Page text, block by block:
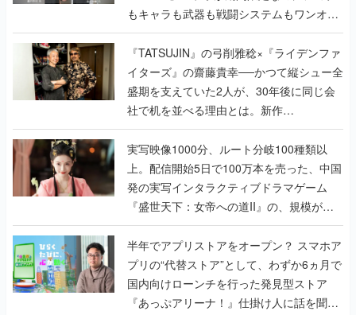
もキャラも武器も戦闘システムもワンオフ
で作り込まれた理由を両ディレクターに聞
く
『TATSUJIN』の弓削雅稔×『ライデンファ
イターズ』の齋藤貴幸──かつて縦シュー全
盛期を支えていた2人が、30年後に同じ会
社で机を並べる理由とは。新作
『TATSUJIN EXTREME』で初タッグを組
んだレジェンド2人に訊く開発秘話
実写映像1000分、ルート分岐100種類以
上。配信開始5日で100万本を売った、中国
発の実写インタラクティブドラマゲーム
『盛世天下：女帝への道II』の、規模が違
うこだわりをプロデューサーに聞いた
半年でアプリストアをオープン？ スマホア
プリの“代替ストア”として、わずか6ヵ月で
国内向けローンチを行った発見型ストア
『あっぷアリーナ！』仕掛け人に話を聞い